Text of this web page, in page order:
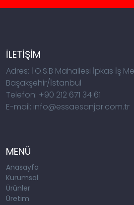
İLETİŞİM
Adres: İ.O.S.B Mahallesi İpkas İş
Başakşehir/İstanbul
Telefon: +90 212 671 34 61
E-mail: info@essaesanjor.com.tr
MENÜ
Anasayfa
Kurumsal
Ürünler
Üretim